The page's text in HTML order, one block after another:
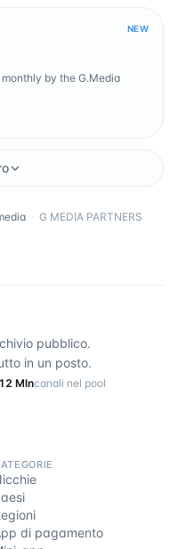
pubblico.
in un posto.
12 Mlncanali nel pool
di pagamento
NEW
by the G.Media
· G MEDIA PARTNERS